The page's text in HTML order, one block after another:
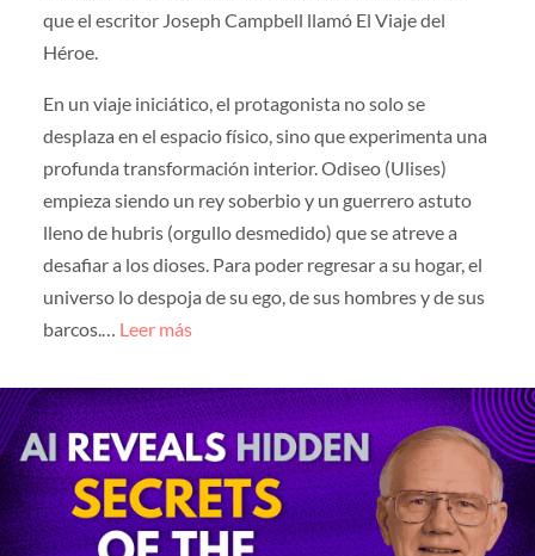
que el escritor Joseph Campbell llamó El Viaje del
Héroe.
En un viaje iniciático, el protagonista no solo se
desplaza en el espacio físico, sino que experimenta una
profunda transformación interior. Odiseo (Ulises)
empieza siendo un rey soberbio y un guerrero astuto
lleno de hubris (orgullo desmedido) que se atreve a
desafiar a los dioses. Para poder regresar a su hogar, el
universo lo despoja de su ego, de sus hombres y de sus
barcos.… Leer más